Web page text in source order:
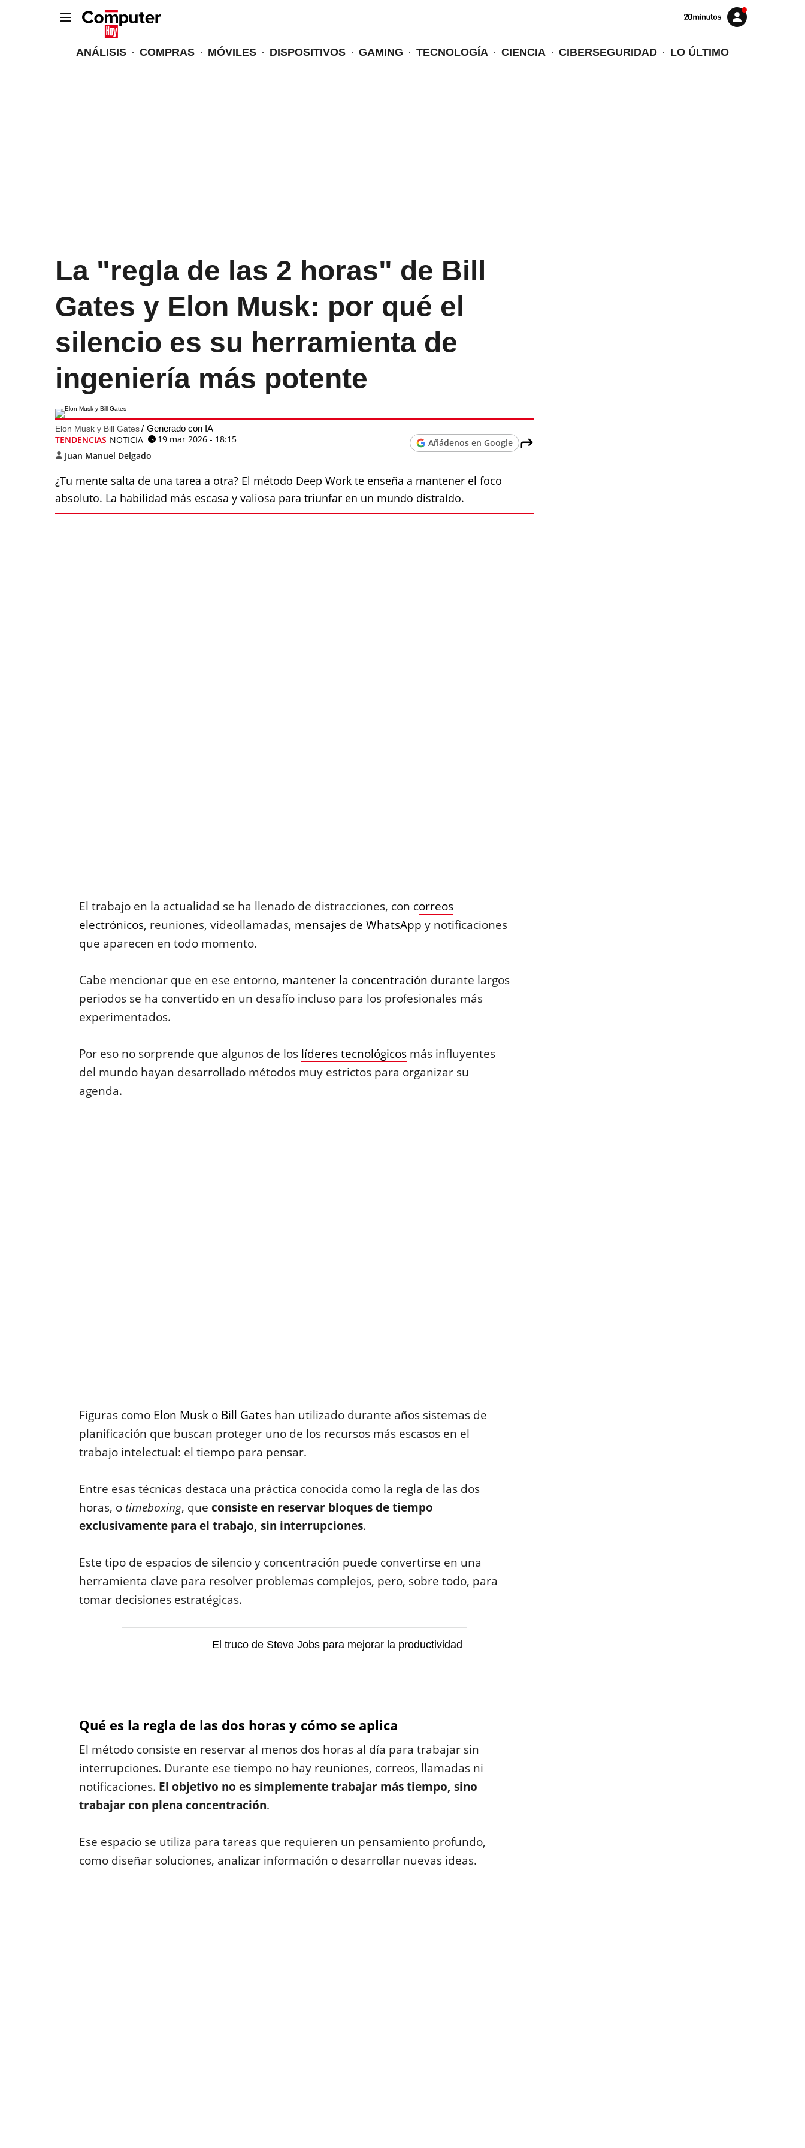
Volver
Iniciar
sesión
ANÁLISIS COMPRAS MÓVILES DISPOSITIVOS GAMING TECNOLOGÍA CIENCIA CIBERSEGURIDAD LO ÚLTIMO
La "regla de las 2 horas" de Bill
Gates y Elon Musk: por qué el
silencio es su herramienta de
ingeniería más potente
Elon Musk y Bill Gates Generado con IA
TENDENCIAS NOTICIA
19 mar 2026 - 18:15
Juan Manuel Delgado
Añádenos en Google
¿Tu mente salta de una tarea a otra? El método Deep Work te enseña a mantener el foco
absoluto. La habilidad más escasa y valiosa para triunfar en un mundo distraído.
El trabajo en la actualidad se ha llenado de distracciones, con correos
electrónicos, reuniones, videollamadas, mensajes de WhatsApp y notificaciones
que aparecen en todo momento.
Cabe mencionar que en ese entorno, mantener la concentración durante largos
periodos se ha convertido en un desafío incluso para los profesionales más
experimentados.
Por eso no sorprende que algunos de los líderes tecnológicosmás influyentes
del mundo hayan desarrollado métodos muy estrictos para organizar su
agenda.
Figuras como Elon Musko Bill Gateshan utilizado durante años sistemas de
planificación que buscan proteger uno de los recursos más escasos en el
trabajo intelectual: el tiempo para pensar.
Entre esas técnicas destaca una práctica conocida como la regla de las dos
horas, o timeboxing, que consiste en reservar bloques de tiempo
exclusivamente para el trabajo, sin interrupciones.
Este tipo de espacios de silencio y concentración puede convertirse en una
herramienta clave para resolver problemas complejos, pero, sobre todo, para
tomar decisiones estratégicas.
El truco de Steve Jobs para mejorar la productividad
Qué es la regla de las dos horas y cómo se aplica
El método consiste en reservar al menos dos horas al día para trabajar sin
interrupciones. Durante ese tiempo no hay reuniones, correos, llamadas ni
notificaciones. El objetivo no es simplemente trabajar más tiempo, sino
trabajar con plena concentración.
Ese espacio se utiliza para tareas que requieren un pensamiento profundo,
como diseñar soluciones, analizar información o desarrollar nuevas ideas.